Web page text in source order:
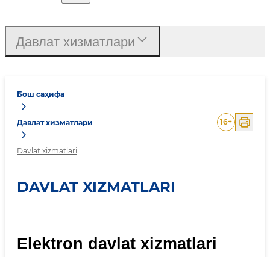
Бош саҳифа
Давлат хизматлари
Davlat xizmatlari
16+
DAVLAT XIZMATLARI
Elektron davlat xizmatlari
Давлат хизматлари